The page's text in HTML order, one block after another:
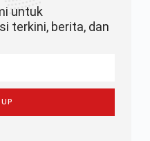
untuk
terkini, berita, dan